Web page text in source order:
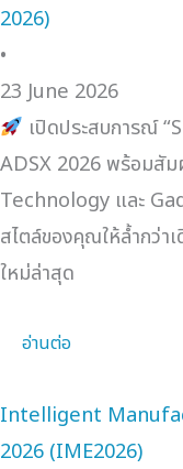
2026)
•
23 June 2026
เปิดประสบการณ์
ADSX 2026 พร้อมสั
Technology และ
สไตล์ของคุณให้ล้ำกว่า
ใหม่ล่าสุด
อ่านต่อ
Intelligent
2026 (IME2026)